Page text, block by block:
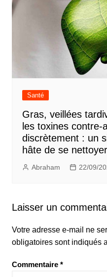
Santé
Gras, veillées
les toxines contre-
discrètement : un
hâte de se
Abraham 22/09/
Laisser un
Votre adresse e-mail ne
obligatoires sont indiqués
Commentaire *